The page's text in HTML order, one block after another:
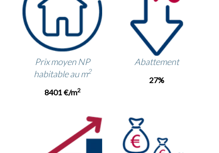
Prix moyen NP
habitable au m2
8401 €/m2
Abattement
27%